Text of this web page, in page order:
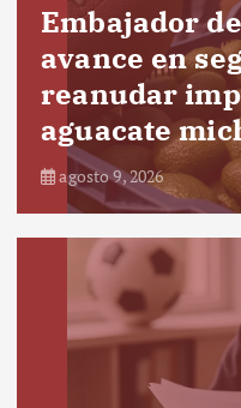
Embajador
avance en
reanudar
aguacate
agosto 9, 2026